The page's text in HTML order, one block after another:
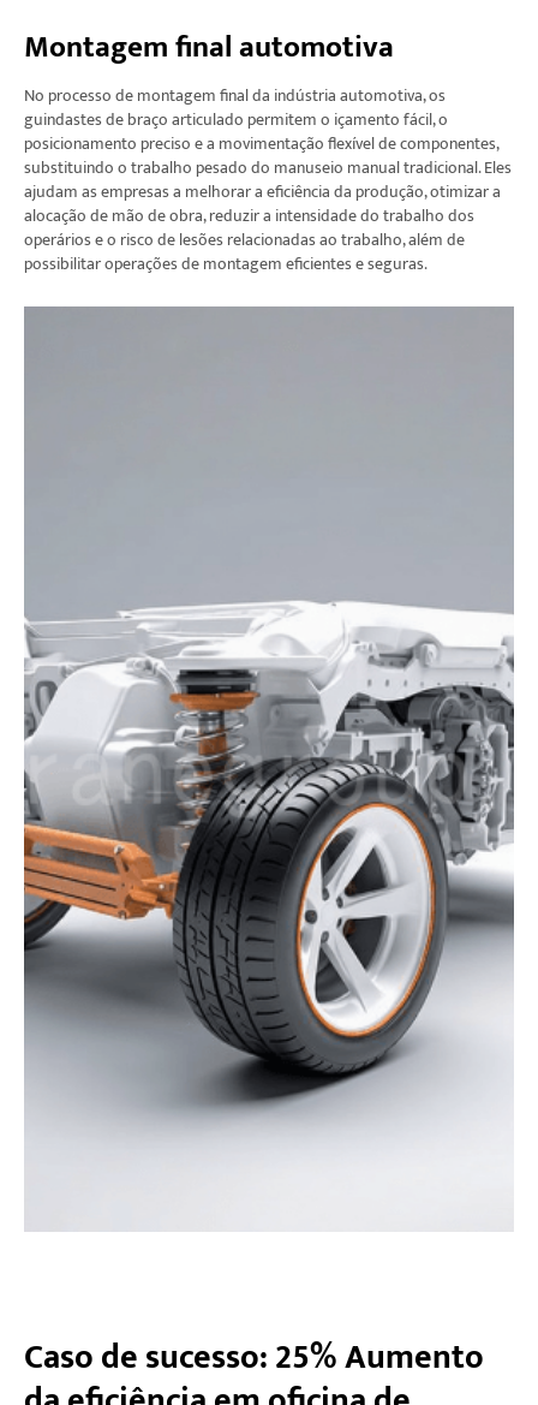
Montagem final automotiva
No processo de montagem final da indústria automotiva, os
guindastes de braço articulado permitem o içamento fácil, o
posicionamento preciso e a movimentação flexível de componentes,
substituindo o trabalho pesado do manuseio manual tradicional. Eles
ajudam as empresas a melhorar a eficiência da produção, otimizar a
alocação de mão de obra, reduzir a intensidade do trabalho dos
operários e o risco de lesões relacionadas ao trabalho, além de
possibilitar operações de montagem eficientes e seguras.
Caso de sucesso: 25% Aumento